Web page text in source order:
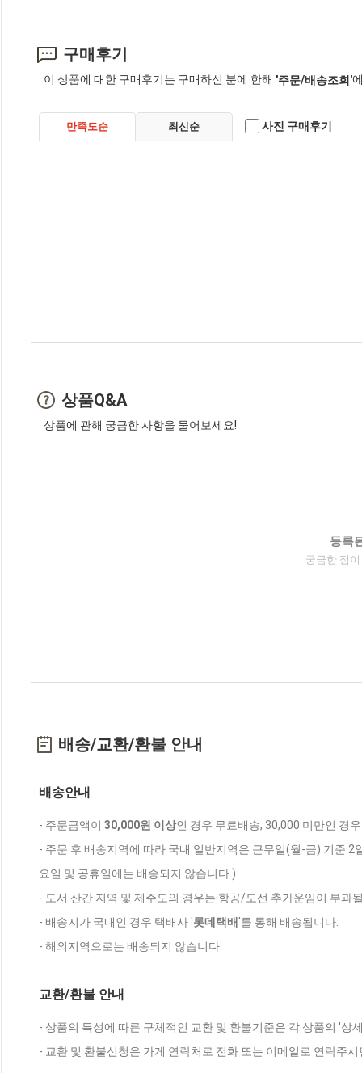
구매후기
이 상품에 대한 구매후기는 구매하신 분에 한해 '주문/배송조회'
만족도순 최신순 사진 구매후기
상품Q&A
상품에 관해 궁금한 사항을 물어보세요!
등록
궁금한 점
배송/교환/환불 안내
배송안내
- 주문금액이 30,000원 이상인 경우 무료배송, 30,000 미만인 경
- 주문 후 배송지역에 따라 국내 일반지역은 근무일(월-금) 기준
요일 및 공휴일에는 배송되지 않습니다.)
- 도서 산간 지역 및 제주도의 경우는 항공/도선 추가운임이 부과
- 배송지가 국내인 경우 택배사 '롯데택배'를 통해 배송됩니다.
- 해외지역으로는 배송되지 않습니다.
교환/환불 안내
- 상품의 특성에 따른 구체적인 교환 및 환불기준은 각 상품의 '상
- 교환 및 환불신청은 가게 연락처로 전화 또는 이메일로 연락주